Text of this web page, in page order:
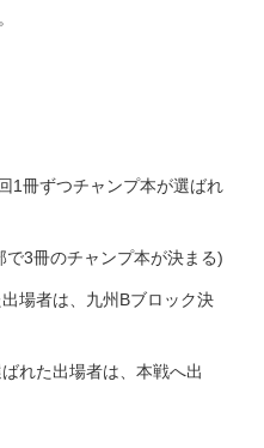
1冊ずつチャンプ本が選ばれ
で3冊のチャンプ本が決まる)
場者は、九州Bブロック決
れた出場者は、本戦へ出